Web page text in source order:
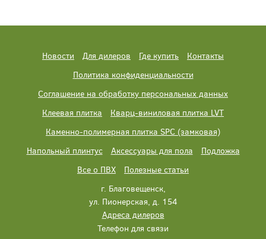
Новости Для дилеров Где купить
Контакты
Политика конфиденциальности
Соглашение на обработку персональных данных
Клеевая плитка
Кварц-виниловая плитка LVT
Каменно-полимерная плитка SPC (замковая)
Напольный плинтус
Аксессуары для пола
Подложка
Все о ПВХ
Полезные статьи
г. Благовещенск,
ул. Пионерская, д. 154
Адреса дилеров
Телефон для связи